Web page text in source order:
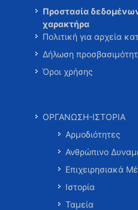
Προστασία
χαρακτήρα
Πολιτική για αρχεία
Δήλωση
Όροι χρήσης
ΟΡΓΑΝΩΣΗ-ΙΣΤΟΡΙΑ
Αρμοδιότητες
Ανθρώπινο
Επιχειρησιακά
Ιστορία
Ταμεία